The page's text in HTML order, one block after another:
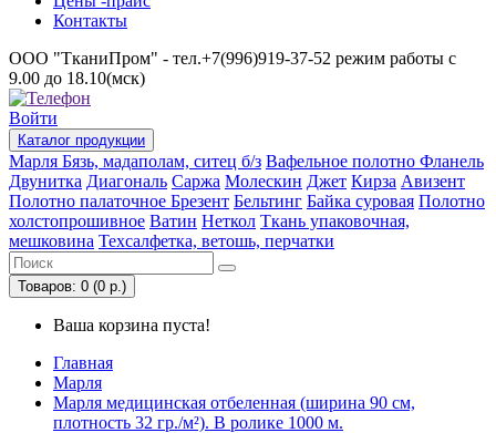
Контакты
ООО "ТканиПром" - тел.+7(996)919-37-52 режим работы с
9.00 до 18.10(мск)
Войти
Каталог продукции
Марля Бязь, мадаполам, ситец б/з Вафельное полотно Фланель
Двунитка Диагональ Саржа Молескин Джет Кирза Авизент
Полотно палаточное Брезент Бельтинг Байка суровая Полотно
холстопрошивное Ватин Неткол Ткань упаковочная,
мешковина Техсалфетка, ветошь, перчатки
Товаров: 0 (0 р.)
Ваша корзина пуста!
Главная
Марля
Марля медицинская отбеленная (ширина 90 см,
плотность 32 гр./м²). В ролике 1000 м.